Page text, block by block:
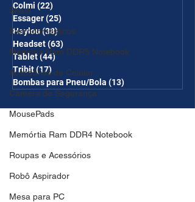
Shein
Eletrodomésticos
Memória Ram DDR5 Notebook
Acessórios de Celular
Câmera de Segurança
MousePads
Memórtia Ram DDR4 Notebook
Roupas e Acessórios
Robô Aspirador
Mesa para PC
Colmi (22)
Essager(25)
Haylou(38)38 posts
Headset(63)
Tablet(44)44 posts
Tribit(17) 17 posts
Bombas para Pneu/Bola (13)